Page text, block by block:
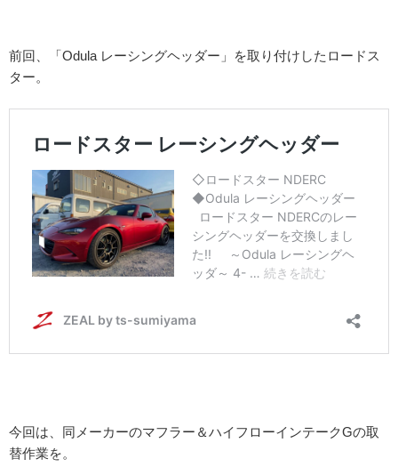
前回、「Odula レーシングヘッダー」を取り付けしたロードス
ター。
今回は、同メーカーのマフラー＆ハイフローインテークGの取
替作業を。